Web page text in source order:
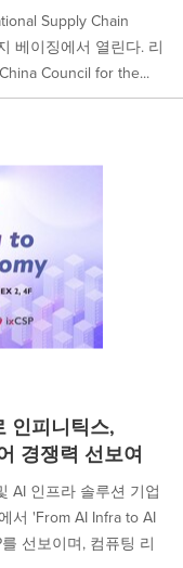
Supply Chain
베이징에서 열린다. 리
Council for the...
인피니틱스,
경쟁력 선보여
AI 인프라 솔루션 기업
서 'From AI Infra to AI
선보이며, 컴퓨팅 리